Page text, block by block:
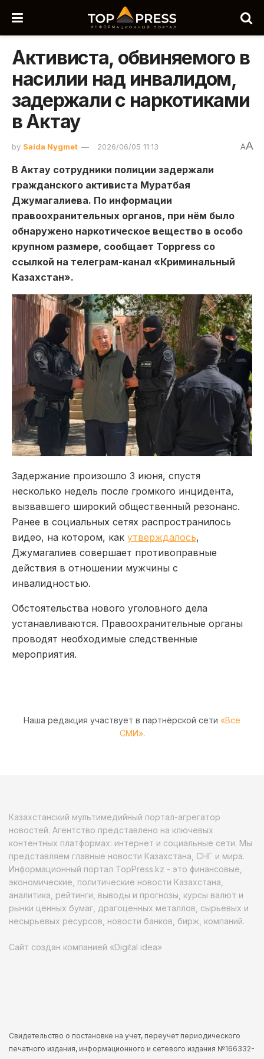
Активиста, обвиняемого в
насилии над инвалидом,
задержали с наркотиками
в Актау
by Saida Nygmet 2026/06/05 11:13 AA
В Актау сотрудники полиции задержали
гражданского активиста Муратбая
Джумагалиева. По информации
правоохранительных органов, при нём было
обнаружено наркотическое вещество в особо
крупном размере, сообщает Toppress со
ссылкой на телеграм-канал «Криминальный
Казахстан».
Задержание произошло 3 июня, спустя
несколько недель после громкого инцидента,
вызвавшего широкий общественный резонанс.
Ранее в социальных сетях распространилось
видео, на котором, как утверждалось,
Джумагалиев совершает противоправные
действия в отношении мужчины с
инвалидностью.
Обстоятельства нового уголовного дела
устанавливаются. Правоохранительные органы
проводят необходимые следственные
мероприятия.
Наша редакция участвует в партнёрской сети «Все
СМИ».
Казахстанский мультимедийный портал-агрегатор
новостей. Агентство представлено на ключевых
контентных платформах: интернет и социальные сети. Мы
представляем главные новости Казахстана, СНГ и мира.
Информационный портал TopPress.kz - это финансовые,
экономические, политические новости Казахстана,
аналитика, рейтинги, выводы и прогнозы, курсы валют и
рынки ценных бумаг, драгоценных металлов, сырьевых и
несырьевых ресурсов, новости банков, бирж, компаний.
Сайт создан компанией «Digital idea»
Свидетельство о постановке на учет, переучет периодического
печатного издания, информационного и сетевого издания №166332-